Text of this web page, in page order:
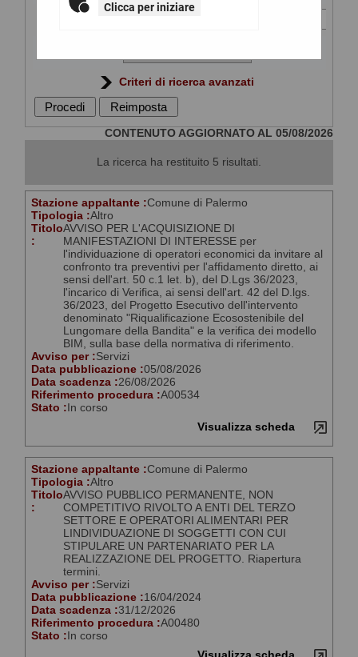
Clicca per iniziare
Criteri di ricerca avanzati
CONTENUTO AGGIORNATO AL 05/08/2026
La ricerca ha restituito 5 risultati.
Stazione appaltante :Comune di Palermo
Tipologia :Altro
Titolo
:
AVVISO PER L'ACQUISIZIONE DI
MANIFESTAZIONI DI INTERESSE per
l'individuazione di operatori economici da invitare al
confronto tra preventivi per l'affidamento diretto, ai
sensi dell'art. 50 c.1 let. b), del D.Lgs 36/2023,
l'incarico di Verifica, ai sensi dell'art. 42 del D.lgs.
36/2023, del Progetto Esecutivo dell'intervento
denominato "Riqualificazione Ecosostenibile del
Lungomare della Bandita" e la verifica dei modello
BIM, sulla base della normativa di riferimento.
Avviso per :Servizi
Data pubblicazione :05/08/2026
Data scadenza :26/08/2026
Riferimento procedura :A00534
Stato : In corso
Visualizza scheda
Stazione appaltante :Comune di Palermo
Tipologia :Altro
Titolo
:
AVVISO PUBBLICO PERMANENTE, NON
COMPETITIVO RIVOLTO A ENTI DEL TERZO
SETTORE E OPERATORI ALIMENTARI PER
LINDIVIDUAZIONE DI SOGGETTI CON CUI
STIPULARE UN PARTENARIATO PER LA
REALIZZAZIONE DEL PROGETTO. Riapertura
termini.
Avviso per :Servizi
Data pubblicazione :16/04/2024
Data scadenza :31/12/2026
Riferimento procedura :A00480
Stato : In corso